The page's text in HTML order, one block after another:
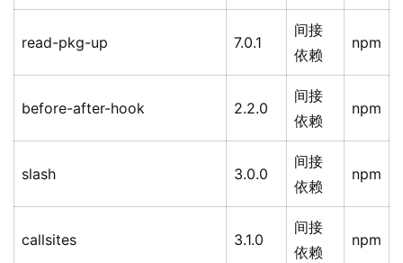
read-pkg-up 7.0.1
间接
依赖
npm
before-after-hook 2.2.0
间接
依赖
npm
slash 3.0.0
间接
依赖
npm
callsites 3.1.0
间接
依赖
npm